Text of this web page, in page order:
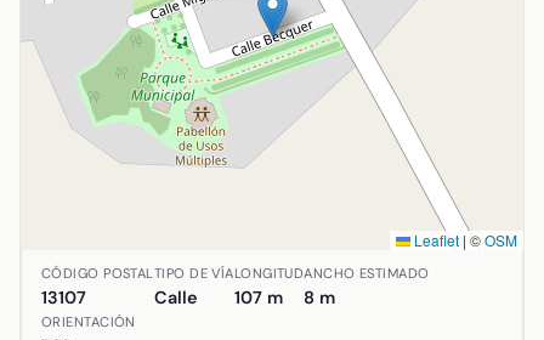
Leaflet | ©OSM
Ubicación de Calle Bécquer en Alcolea de Calatrava,
CÓDIGO POSTAL
13107
TIPO DE VÍA
Calle
LONGITUD
107 m
ANCHO ESTIMADO
8 m
ORIENTACIÓN